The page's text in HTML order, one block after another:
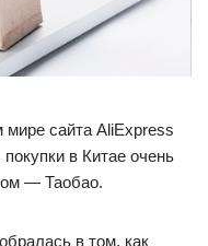
мире сайта AliExpress
в Китае очень
— Таобао.
в том, как